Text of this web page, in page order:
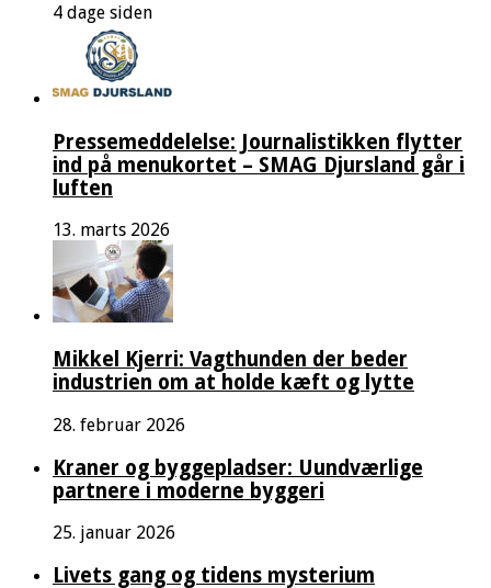
4 dage siden
Pressemeddelelse: Journalistikken flytter
ind på menukortet – SMAG Djursland går i
luften
13. marts 2026
Mikkel Kjerri: Vagthunden der beder
industrien om at holde kæft og lytte
28. februar 2026
Kraner og byggepladser: Uundværlige
partnere i moderne byggeri
25. januar 2026
Livets gang og tidens mysterium